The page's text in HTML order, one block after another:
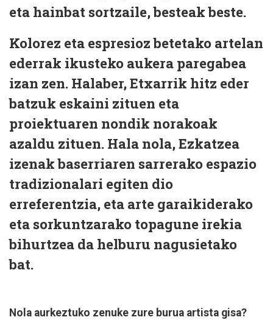
eta hainbat sortzaile, besteak beste.
Kolorez eta espresioz betetako artelan
ederrak ikusteko aukera paregabea
izan zen. Halaber, Etxarrik hitz eder
batzuk eskaini zituen eta
proiektuaren nondik norakoak
azaldu zituen. Hala nola, Ezkatzea
izenak baserriaren sarrerako espazio
tradizionalari egiten dio
erreferentzia, eta arte garaikiderako
eta sorkuntzarako topagune irekia
bihurtzea da helburu nagusietako
bat.
Nola aurkeztuko zenuke zure burua artista gisa?